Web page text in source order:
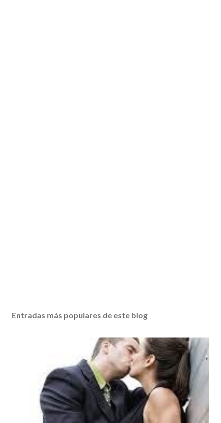
Entradas más populares de este blog